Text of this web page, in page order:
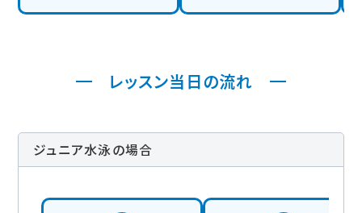
レッスン当日の流れ
ジュニア水泳の場合